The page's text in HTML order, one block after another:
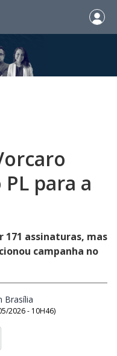
para a
assinaturas, mas
campanha no
Brasília
2026 - 10H46)